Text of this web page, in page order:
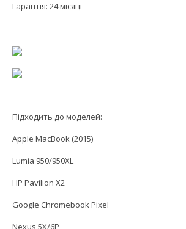
Гарантія: 24 місяці
Підходить до моделей:
Apple MacBook (2015)
Lumia 950/950XL
HP Pavilion X2
Google Chromebook Pixel
Nexus 5X/6P